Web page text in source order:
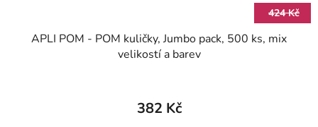
424 Kč
APLI POM - POM kuličky, Jumbo pack, 500 ks, mix
velikostí a barev
382 Kč